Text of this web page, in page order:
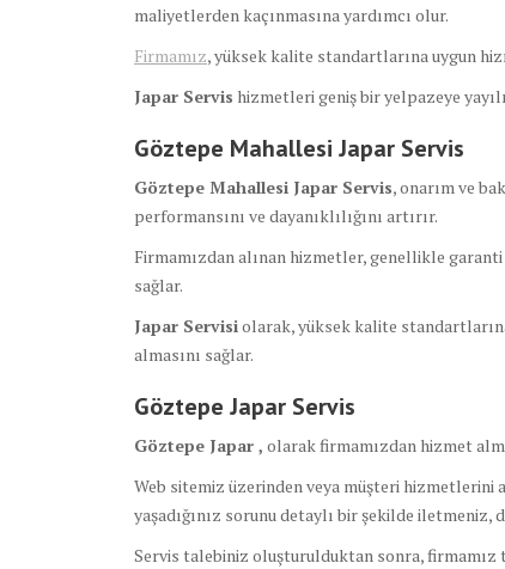
maliyetlerden kaçınmasına yardımcı olur.
Firmamız, yüksek kalite standartlarına uygun
Japar Servis hizmetleri geniş bir yelpazeye
Göztepe Mahallesi Japar Servis
Göztepe Mahallesi Japar Servis, onarım ve
performansını ve dayanıklılığını artırır.
Firmamızdan alınan hizmetler, genellikle
sağlar.
Japar Servisiolarak, yüksek kalite
almasını sağlar.
Göztepe Japar Servis
Göztepe Japar , olarak firmamızdan hizmet
Web sitemiz üzerinden veya müşteri
yaşadığınız sorunu detaylı bir şekilde iletmeniz,
Servis talebiniz oluşturulduktan sonra, firmamız